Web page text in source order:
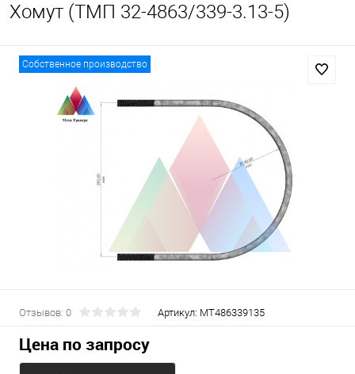
Хомут (ТМП 32-4863/339-3.13-5)
Собственное производство
Отзывов: 0 Артикул: МТ486339135
Цена по запросу